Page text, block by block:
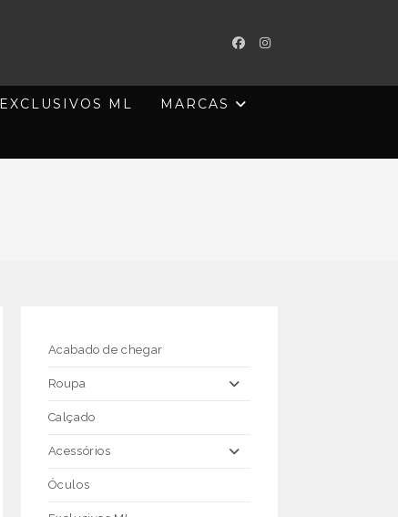
EXCLUSIVOS ML MARCAS
Acabado de chegar
Roupa
Calçado
Acessórios
Óculos